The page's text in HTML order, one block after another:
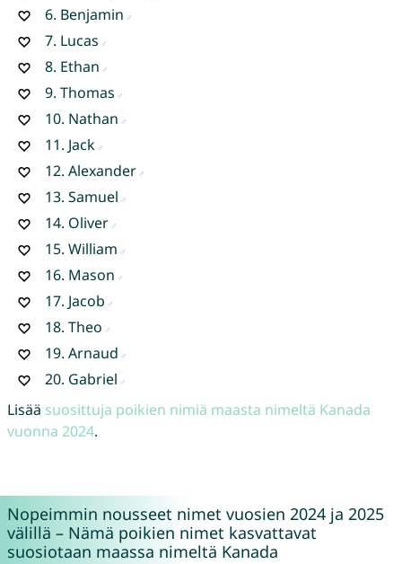
6. Benjamin
7. Lucas
8. Ethan
9. Thomas
10. Nathan
11. Jack
12. Alexander
13. Samuel
14. Oliver
15. William
16. Mason
17. Jacob
18. Theo
19. Arnaud
20. Gabriel
Lisää suosittuja poikien nimiä maasta nimeltä Kanada
vuonna 2024.
Nopeimmin nousseet nimet vuosien 2024 ja 2025
välillä – Nämä poikien nimet kasvattavat
suosiotaan maassa nimeltä Kanada